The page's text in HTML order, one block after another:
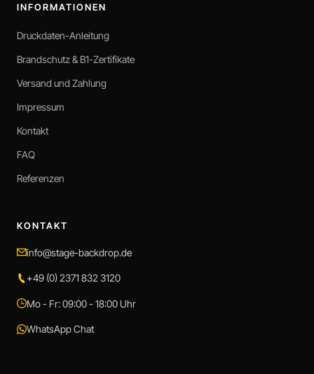
INFORMATIONEN
Druckdaten-Anleitung
Brandschutz & B1-Zertifikate
Versand und Zahlung
Impressum
Kontakt
FAQ
Referenzen
KONTAKT
info@stage-backdrop.de
+49 (0) 2371 832 3120
Mo - Fr: 09:00 - 18:00 Uhr
WhatsApp Chat